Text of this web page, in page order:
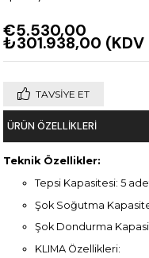
€5.530,00
₺301.938,00
TAVSIYE ET
ÜRÜN ÖZELLIKLERI
Teknik Özellikler:
Tepsi Kapasitesi: 5
Şok Soğutma
Şok Dondurma
KLIMA Özellikleri: